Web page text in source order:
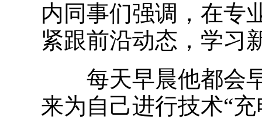
内同事们强调，在专
紧跟前沿动态，学习
每天早晨他都会早
来为自己进行技术“